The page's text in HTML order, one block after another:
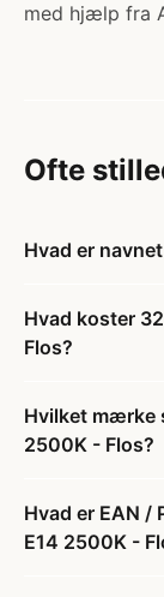
med hjælp fra
Ofte
Hvad er
Hvad koster
Flos?
Hvilket mærke
2500K - Flos?
Hvad er EAN /
E14 2500K -